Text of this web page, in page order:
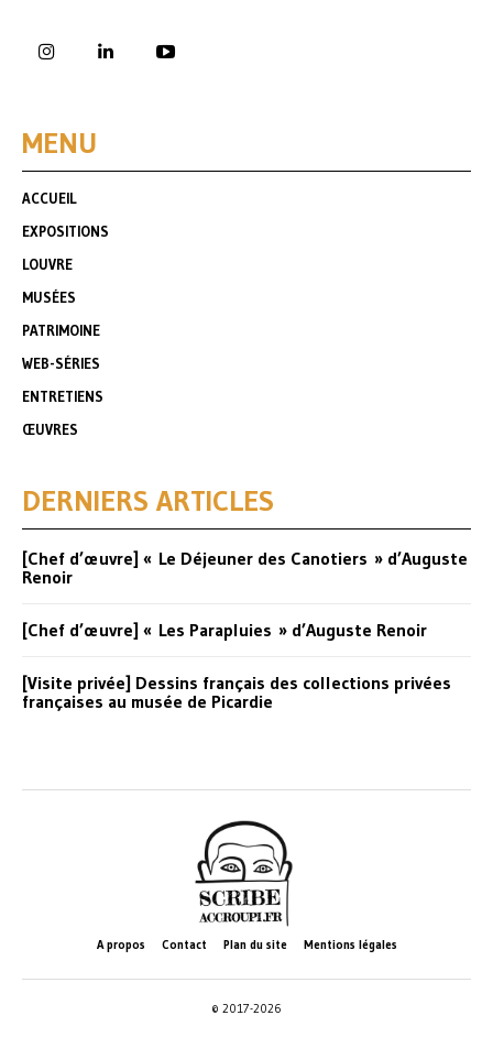
MENU
ACCUEIL
EXPOSITIONS
LOUVRE
MUSÉES
PATRIMOINE
WEB-SÉRIES
ENTRETIENS
ŒUVRES
DERNIERS ARTICLES
[Chef d’œuvre] « Le Déjeuner des Canotiers » d’Auguste
Renoir
[Chef d’œuvre] « Les Parapluies » d’Auguste Renoir
[Visite privée] Dessins français des collections privées
françaises au musée de Picardie
A propos Contact Plan du site Mentions légales
© 2017-2026